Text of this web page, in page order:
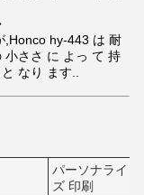
,Honco hy-443 は 耐
小ささ に よっ て 持
なり ます..
パーソナライ
ズ 印刷